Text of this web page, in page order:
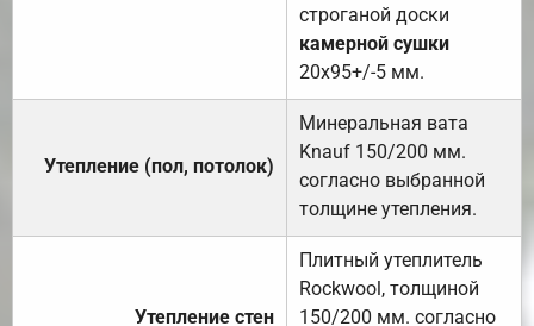
строганой доски
камерной сушки
20х95+/-5 мм.
Утепление (пол, потолок)
Минеральная вата
Knauf 150/200 мм.
согласно выбранной
толщине утепления.
Утепление стен
Плитный утеплитель
Rockwool, толщиной
150/200 мм. согласно